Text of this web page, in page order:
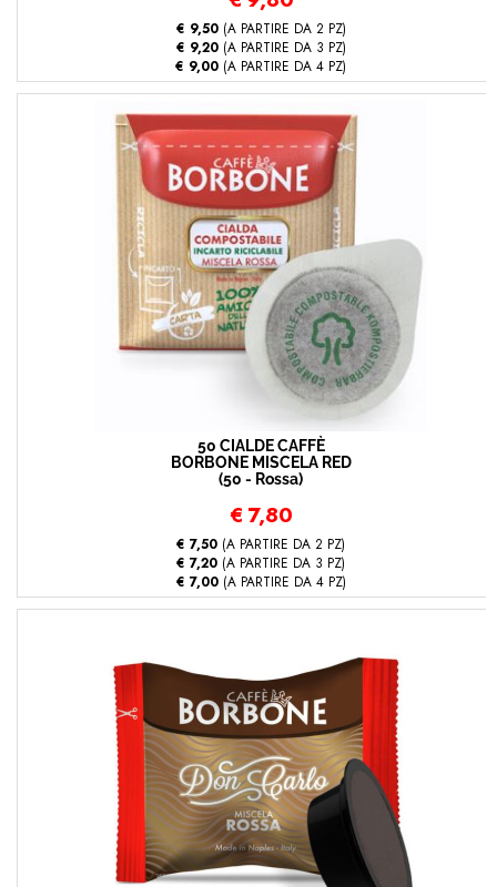
€ 9,50(A PARTIRE DA 2 PZ)
€ 9,20(A PARTIRE DA 3 PZ)
€ 9,00 (A PARTIRE DA 4 PZ)
50 CIALDE CAFFÈ
BORBONE MISCELA RED
(50 - Rossa)
€ 7,80
€ 7,50 (A PARTIRE DA 2 PZ)
€ 7,20 (A PARTIRE DA 3 PZ)
€ 7,00(A PARTIRE DA 4 PZ)